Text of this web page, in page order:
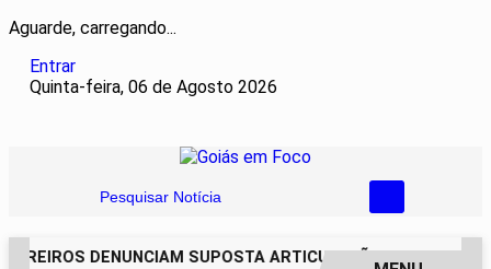
Aguarde, carregando...
Entrar
Quinta-feira, 06 de Agosto 2026
Pesquisar Notícia
DENUNCIAM SUPOSTA ARTICULAÇÃO PARA